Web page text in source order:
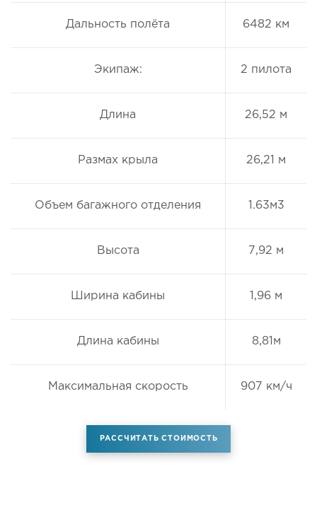
Дальность полёта 6482 км
Экипаж: 2 пилота
Длина 26,52 м
Размах крыла 26,21 м
Объем багажного отделения 1.63м3
Высота 7,92 м
Ширина кабины 1,96 м
Длина кабины 8,81м
Максимальная скорость 907 км/ч
РАССЧИТАТЬ СТОИМОСТЬ